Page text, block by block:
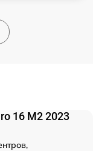
16 M2 2023